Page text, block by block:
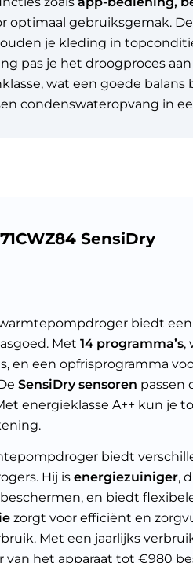
optimaal gebruiksgemak.
je kleding in
pas je het droogproces
wat een goede
condenswateropvang in
SensiDry
warmtepompdroger biedt een
Met 14 programma’s,
en een opfrisprogramma
SensiDry sensoren passen
energieklasse A++ kun je
biedt
Hij is energiezuiniger,
en biedt
zorgt voor efficiënt en
Met een jaarlijks
van het apparaat tot €980